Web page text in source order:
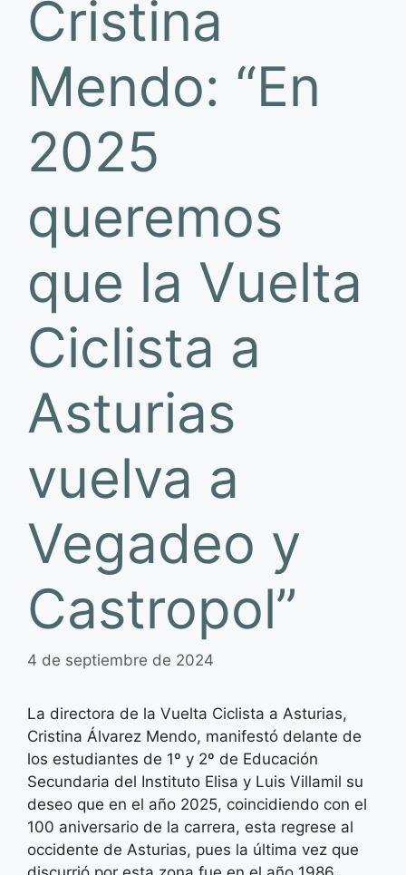
Cristina
Mendo: “En
2025
queremos
que la Vuelta
Ciclista a
Asturias
vuelva a
Vegadeo y
Castropol”
4 de septiembre de 2024
La directora de la Vuelta Ciclista a Asturias,
Cristina Álvarez Mendo, manifestó delante de
los estudiantes de 1º y 2º de Educación
Secundaria del Instituto Elisa y Luis Villamil su
deseo que en el año 2025, coincidiendo con el
100 aniversario de la carrera, esta regrese al
occidente de Asturias, pues la última vez que